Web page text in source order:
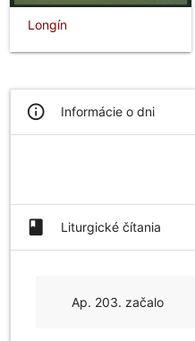
Longín
info_outline Informácie o dni
book Liturgické čítania
Ap. 203. začalo